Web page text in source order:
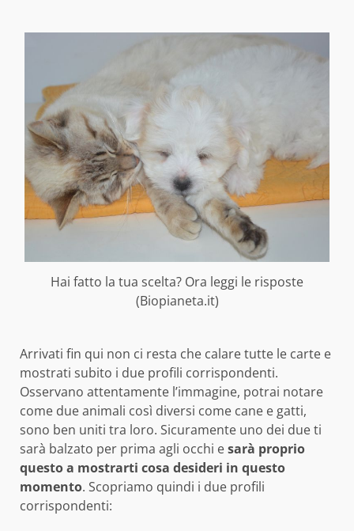
Hai fatto la tua scelta? Ora leggi le risposte
(Biopianeta.it)
Arrivati fin qui non ci resta che calare tutte le carte e
mostrati subito i due profili corrispondenti.
Osservano attentamente l’immagine, potrai notare
come due animali così diversi come cane e gatti,
sono ben uniti tra loro. Sicuramente uno dei due ti
sarà balzato per prima agli occhi esarà proprio
questo a mostrarti cosa desideri in questo
momento. Scopriamo quindi i due profili
corrispondenti: